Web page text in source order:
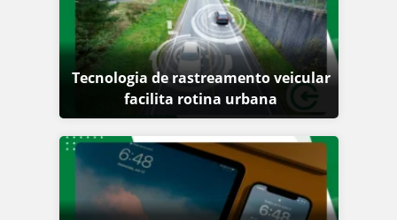
Tecnologia de rastreamento veicular
facilita rotina urbana